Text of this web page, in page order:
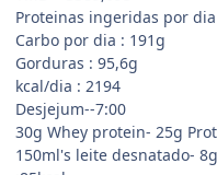
Proteinas ingeridas por
Carbo por dia : 191g
Gorduras : 95,6g
kcal/dia : 2194
Desjejum--7:00
30g Whey protein- 25g
150ml's leite desnatado-